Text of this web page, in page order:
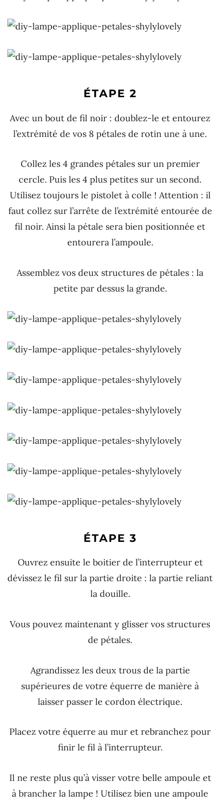
ÉTAPE 2
Avec un bout de fil noir : doublez-le et entourez
l’extrémité de vos 8 pétales de rotin une à une.
Collez les 4 grandes pétales sur un premier
cercle. Puis les 4 plus petites sur un second.
Utilisez toujours le pistolet à colle ! Attention : il
faut collez sur l’arrête de l’extrémité entourée de
fil noir. Ainsi la pétale sera bien positionnée et
entourera l’ampoule.
Assemblez vos deux structures de pétales : la
petite par dessus la grande.
ÉTAPE 3
Ouvrez ensuite le boitier de l’interrupteur et
dévissez le fil sur la partie droite : la partie reliant
la douille.
Vous pouvez maintenant y glisser vos structures
de pétales.
Agrandissez les deux trous de la partie
supérieures de votre équerre de manière à
laisser passer le cordon électrique.
Placez votre équerre au mur et rebranchez pour
finir le fil à l’interrupteur.
Il ne reste plus qu’à visser votre belle ampoule et
à brancher la lampe ! Utilisez bien une ampoule